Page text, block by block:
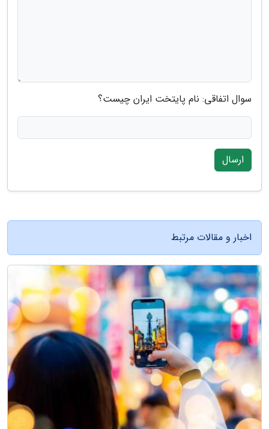
سوال اتفاقی: نام پایتخت ایران چیست؟
ارسال
اخبار و مقالات مرتبط